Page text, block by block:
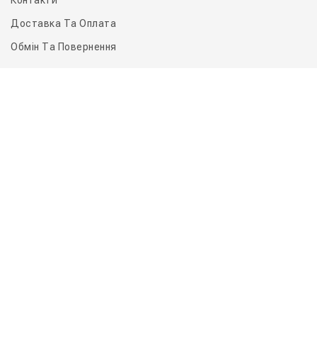
Доставка Та Оплата
Обмін Та Повернення